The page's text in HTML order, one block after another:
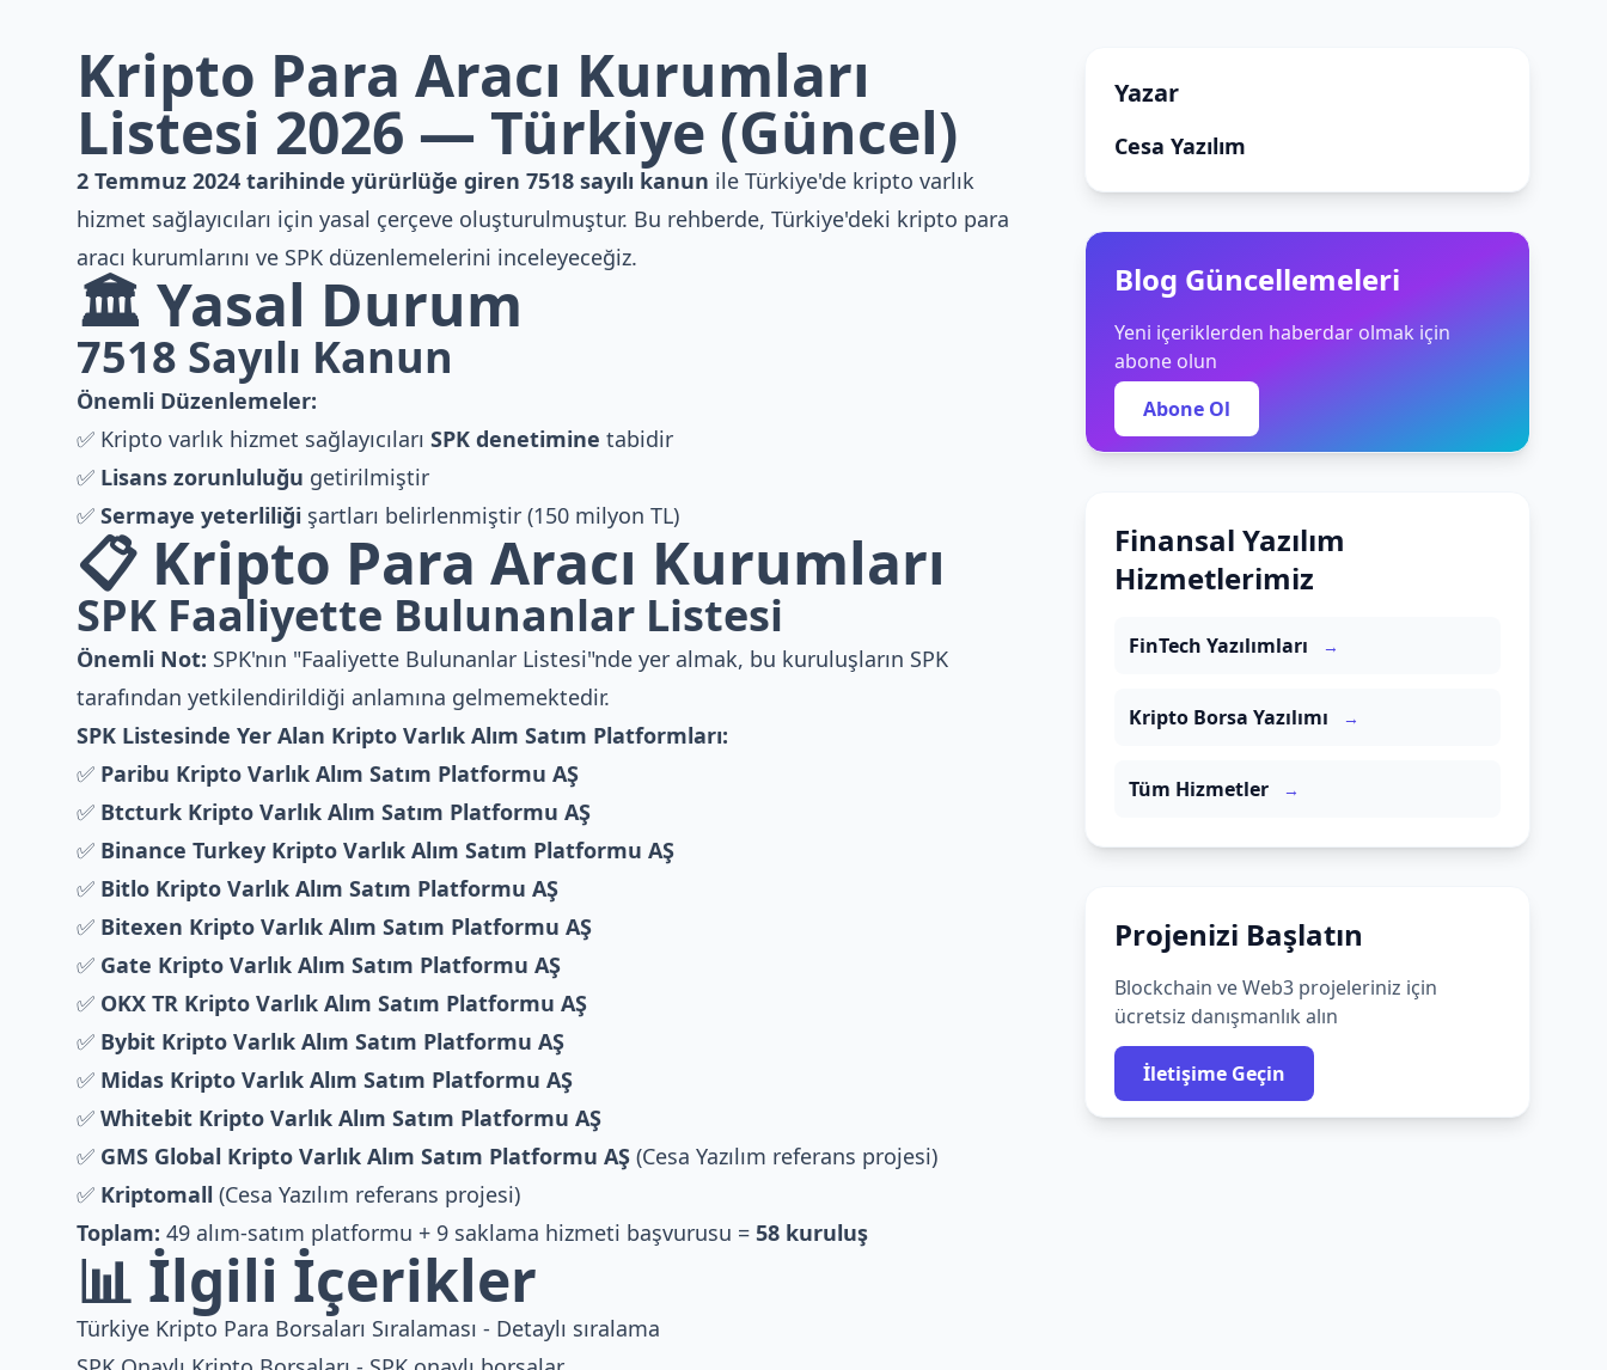
Kripto Para Aracı Kurumları
Listesi 2026 — Türkiye (Güncel)
2 Temmuz 2024 tarihinde yürürlüğe giren 7518 sayılı kanun ile Türkiye'de kripto varlık
hizmet sağlayıcıları için yasal çerçeve oluşturulmuştur. Bu rehberde, Türkiye'deki kripto para
aracı kurumlarını ve SPK düzenlemelerini inceleyeceğiz.
🏛️ Yasal Durum
7518 Sayılı Kanun
Önemli Düzenlemeler:
✅ Kripto varlık hizmet sağlayıcıları SPK denetimine tabidir
✅ Lisans zorunluluğu getirilmiştir
✅ Sermaye yeterliliği şartları belirlenmiştir (150 milyon TL)
📋 Kripto Para Aracı Kurumları
SPK Faaliyette Bulunanlar Listesi
Önemli Not: SPK'nın "Faaliyette Bulunanlar Listesi"nde yer almak, bu kuruluşların SPK
tarafından yetkilendirildiği anlamına gelmemektedir.
SPK Listesinde Yer Alan Kripto Varlık Alım Satım Platformları:
✅ Paribu Kripto Varlık Alım Satım Platformu AŞ
✅ Btcturk Kripto Varlık Alım Satım Platformu AŞ
✅ Binance Turkey Kripto Varlık Alım Satım Platformu AŞ
✅ Bitlo Kripto Varlık Alım Satım Platformu AŞ
✅ Bitexen Kripto Varlık Alım Satım Platformu AŞ
✅ Gate Kripto Varlık Alım Satım Platformu AŞ
✅ OKX TR Kripto Varlık Alım Satım Platformu AŞ
✅ Bybit Kripto Varlık Alım Satım Platformu AŞ
✅ Midas Kripto Varlık Alım Satım Platformu AŞ
✅ Whitebit Kripto Varlık Alım Satım Platformu AŞ
✅ GMS Global Kripto Varlık Alım Satım Platformu AŞ (Cesa Yazılım referans projesi)
✅ Kriptomall (Cesa Yazılım referans projesi)
Toplam: 49 alım-satım platformu + 9 saklama hizmeti başvurusu = 58 kuruluş
📊 İlgili İçerikler
Türkiye Kripto Para Borsaları Sıralaması - Detaylı sıralama
Yazar
Cesa Yazılım
Blog Güncellemeleri
Yeni içeriklerden haberdar olmak için
abone olun
Abone Ol
Finansal Yazılım
Hizmetlerimiz
FinTech Yazılımları →
Kripto Borsa Yazılımı →
Tüm Hizmetler →
Projenizi Başlatın
Blockchain ve Web3 projeleriniz için
ücretsiz danışmanlık alın
İletişime Geçin